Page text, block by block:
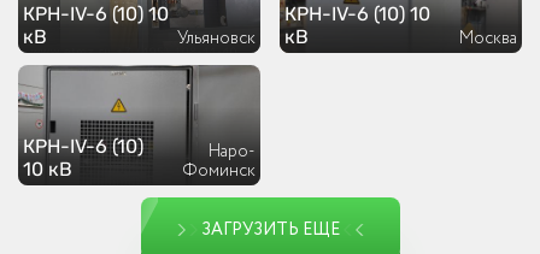
КРН-IV-6 (10) 10
кВ
Ульяновск
КРН-IV-6 (10) 10
кВ
Москва
КРН-IV-6 (10)
10 кВ
Наро-
Фоминск
ЗАГРУЗИТЬ ЕЩЕ